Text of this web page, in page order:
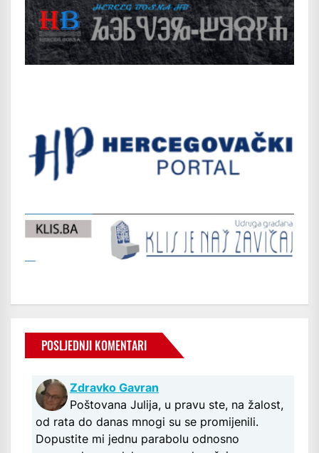
POSLJEDNJI KOMENTARI
Zdravko Gavran
Poštovana Julija, u pravu ste, na žalost,
od rata do danas mnogi su se promijenili.
Dopustite mi jednu parabolu odnosno